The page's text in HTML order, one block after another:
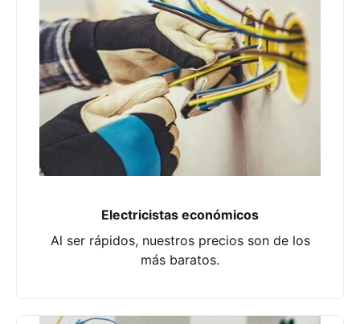
Electricistas económicos
Al ser rápidos, nuestros precios son de los
más baratos.